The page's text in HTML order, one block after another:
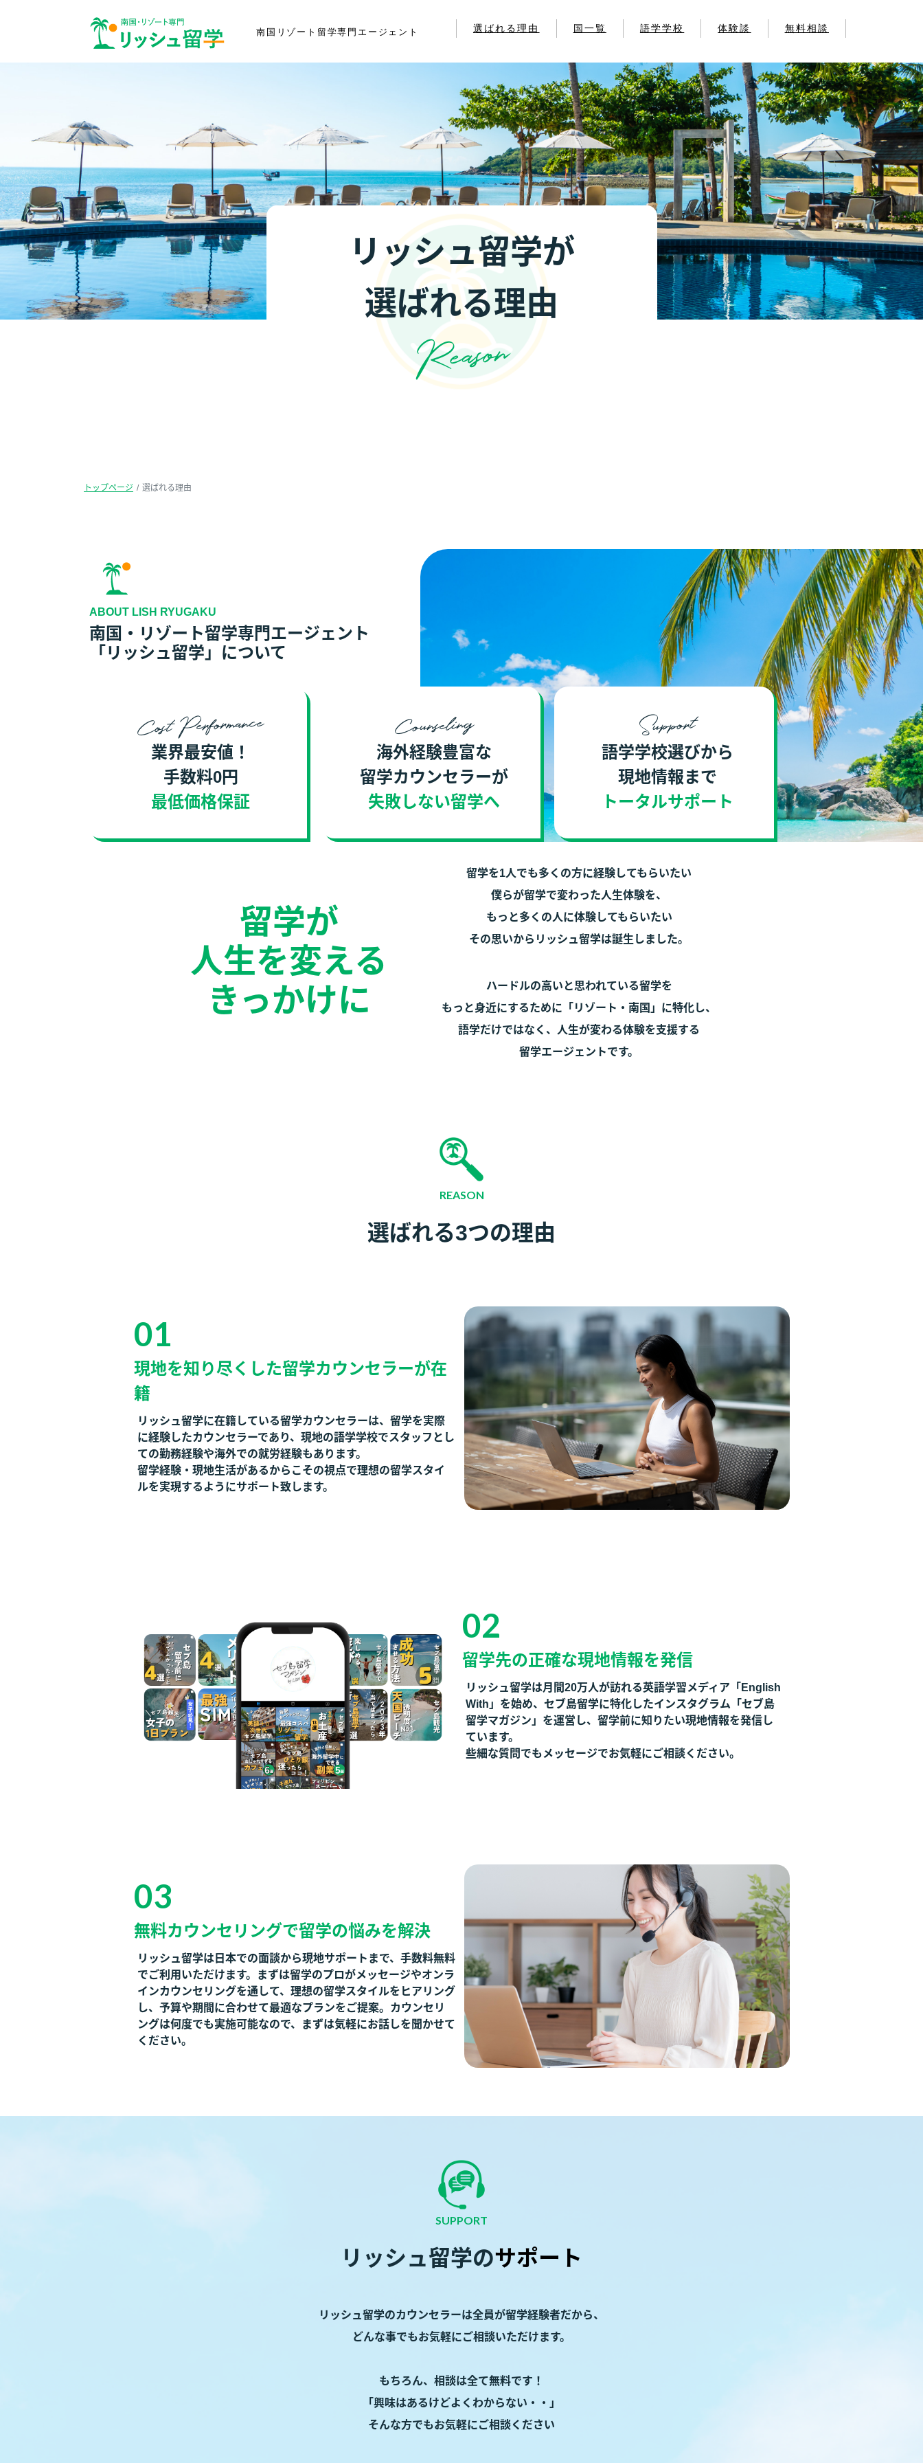
南国リゾート留学専門エージェント 選ばれる理由 国一覧
セブ島留学
バリ島留学
語学学校 体験談 無料相談
リッシュ留学が
選ばれる理由
Reason
トップページ 選ばれる理由
ABOUT LISH RYUGAKU
南国・リゾート留学専門エージェント
「リッシュ留学」について
Cost Performance
業界最安値！
手数料0円
最低価格保証
Counseling
海外経験豊富な
留学カウンセラーが
失敗しない留学へ
Support
語学学校選びから
現地情報まで
トータルサポート
留学が
人生を変える
きっかけに
留学を1人でも多くの方に経験してもらいたい
僕らが留学で変わった人生体験を、
もっと多くの人に体験してもらいたい
その思いからリッシュ留学は誕生しました。
ハードルの高いと思われている留学を
もっと身近にするために「リゾート・南国」に特化し、
語学だけではなく、人生が変わる体験を支援する
留学エージェントです。
REASON
選ばれる3つの理由
01
現地を知り尽くした留学カウンセラーが在
籍
リッシュ留学に在籍している留学カウンセラーは、留学を実際
に経験したカウンセラーであり、現地の語学学校でスタッフとし
ての勤務経験や海外での就労経験もあります。
留学経験・現地生活があるからこその視点で理想の留学スタイ
ルを実現するようにサポート致します。
02
留学先の正確な現地情報を発信
リッシュ留学は月間20万人が訪れる英語学習メディア「English
With」を始め、セブ島留学に特化したインスタグラム「セブ島
留学マガジン」を運営し、留学前に知りたい現地情報を発信し
ています。
些細な質問でもメッセージでお気軽にご相談ください。
03
無料カウンセリングで留学の悩みを解決
リッシュ留学は日本での面談から現地サポートまで、手数料無料
でご利用いただけます。まずは留学のプロがメッセージやオンラ
インカウンセリングを通して、理想の留学スタイルをヒアリング
し、予算や期間に合わせて最適なプランをご提案。カウンセリ
ングは何度でも実施可能なので、まずは気軽にお話しを聞かせて
ください。
SUPPORT
リッシュ留学のサポート
リッシュ留学のカウンセラーは全員が留学経験者だから、
どんな事でもお気軽にご相談いただけます。
もちろん、相談は全て無料です！
「興味はあるけどよくわからない・・」
そんな方でもお気軽にご相談ください